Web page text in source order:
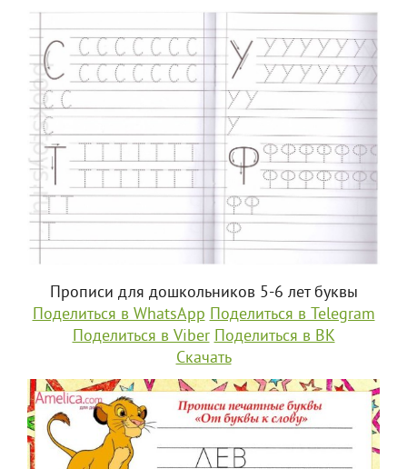
Прописи для дошкольников 5-6 лет буквы
Поделиться в WhatsApp Поделиться в Telegram
Поделиться в Viber Поделиться в ВК
Скачать